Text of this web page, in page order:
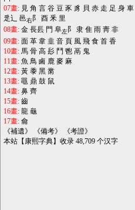
07畫: 見 角 言 谷 豆 豕 豸 貝 赤 走 足 身 車
辵辶
邑右阝 酉 釆 里
08畫: 金 長镸 門 阜左阝 隶 隹 雨 靑 非
09畫: 面 革 韋 韭 音 頁 風 飛 食 首 香
10畫: 馬 骨 高 髟 鬥 鬯 鬲 鬼
11畫: 魚 鳥 鹵 鹿 麥 麻
12畫: 黃 黍 黑 黹
13畫: 黽 鼎 鼓 鼠
14畫: 鼻 齊
15畫: 齒
16畫: 龍 龜
17畫: 龠
《補遺》 《備考》 《考證》
本站【康熙字典】收录 48,709 个汉字